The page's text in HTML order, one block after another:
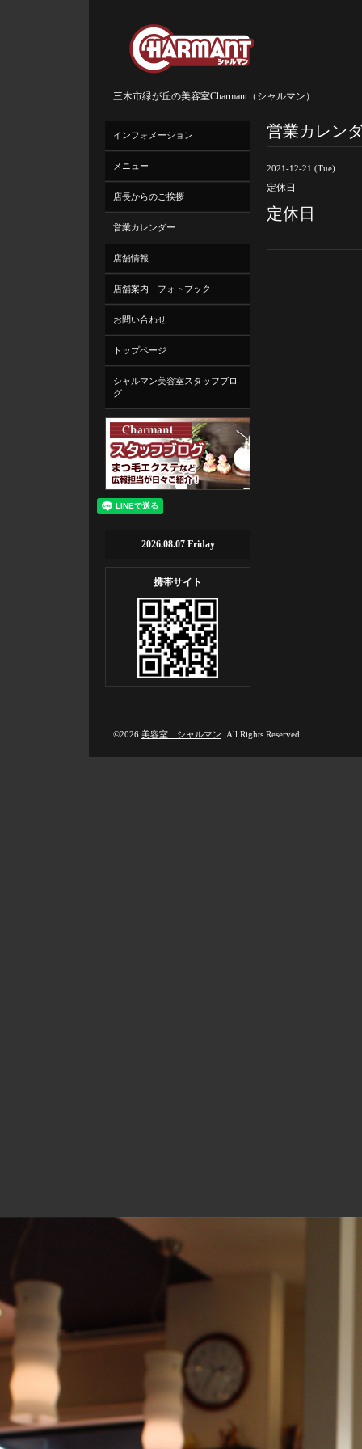
三木市緑が丘の美容室Charmant（シャルマン）
営業カレン
2021-12-21 (Tue)
定休日
定休日
インフォメーション
メニュー
店長からのご挨拶
営業カレンダー
店舗情報
店舗案内 フォトブック
お問い合わせ
トップページ
シャルマン美容室スタッフブロ
グ
2026.08.07 Friday
携帯サイト
©2026 美容室 シャルマン . All Rights Reserved.